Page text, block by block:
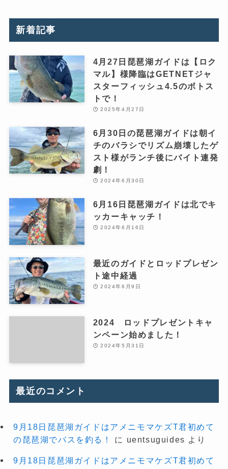
新着記事
4月27日琵琶湖ガイドは【ロク
マル】様降臨はGETNETジャ
スターフィッシュ4.5のボトス
トで！
2025年4月27日
6月30日の琵琶湖ガイドは朝イ
チのバラシでリズム崩壊したゲ
スト様がランチ後にバイト連発
劇！
2024年6月30日
6月16日琵琶湖ガイドは北でキ
ッカーキャッチ！
2024年6月16日
最近のガイドとロッドプレゼン
ト途中経過
2024年6月9日
2024 ロッドプレゼントキャ
ンペーン始めました！
2024年5月31日
最近のコメント
9月18日琵琶湖ガイドはアメニモマケズT君初めて
の琵琶湖でバスを釣る！
に uentsuguides より
9月18日琵琶湖ガイドはアメニモマケズT君初めて